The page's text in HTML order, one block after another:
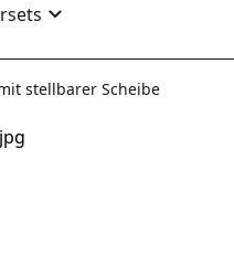
stellbarer Scheibe